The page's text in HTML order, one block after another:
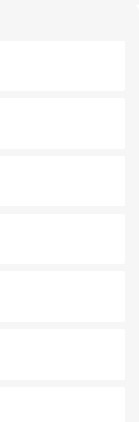
る外せないスポット